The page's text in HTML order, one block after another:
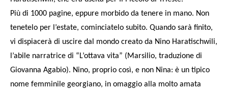
Più di 1000 pagine, eppure morbido da tenere in mano. Non
tenetelo per l’estate, cominciatelo subito. Quando sarà finito,
vi dispiacerà di uscire dal mondo creato da Nino Haratischwili,
l’abile narratrice di “L’ottava vita” (Marsilio, traduzione di
Giovanna Agabio). Nino, proprio così, e non Nina: è un tipico
nome femminile georgiano, in omaggio alla molto amata